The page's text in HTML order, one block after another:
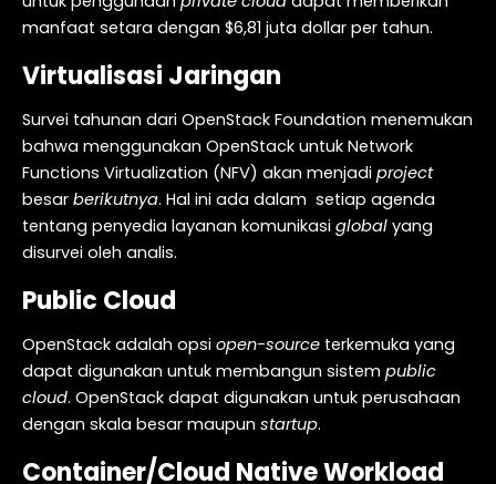
manfaat setara dengan $6,81 juta dollar per tahun.
Virtualisasi Jaringan
Survei tahunan dari OpenStack Foundation menemukan
bahwa menggunakan OpenStack untuk Network
Functions Virtualization (NFV) akan menjadi project
besar berikutnya. Hal ini ada dalam setiap agenda
tentang penyedia layanan komunikasi global yang
disurvei oleh analis.
Public Cloud
OpenStack adalah opsi open-source terkemuka yang
dapat digunakan untuk membangun sistem public
cloud. OpenStack dapat digunakan untuk perusahaan
dengan skala besar maupun startup.
Container/Cloud Native Workload